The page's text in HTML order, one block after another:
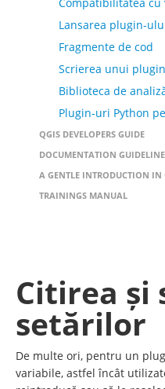
Lansarea plugin-
Fragmente de cod
Scrierea unui
Biblioteca de
Plugin-uri Python
QGIS DEVELOPERS GUIDE
DOCUMENTATION
A GENTLE INTRODUCTION IN
TRAININGS MANUAL
Citirea și
setărilor
De multe ori, pentru un
variabile, astfel încât